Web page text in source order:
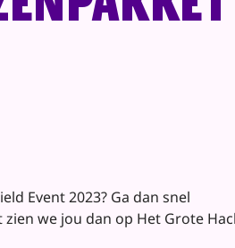
Event 2023? Ga dan snel
we jou dan op Het Grote